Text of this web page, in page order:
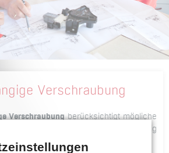
Verschraubung
Verschraubungberücksichtigt mögliche
und schraubt davon unabhängig
immer auf den benötigten Abstand